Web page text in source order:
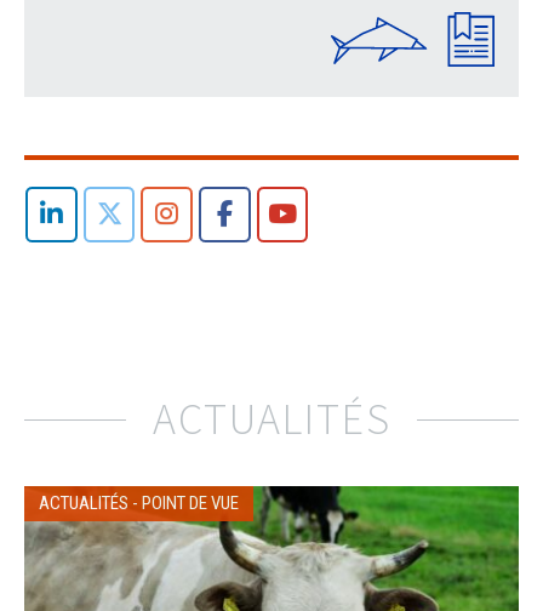
ACTUALITÉS
ACTUALITÉS - POINT DE VUE